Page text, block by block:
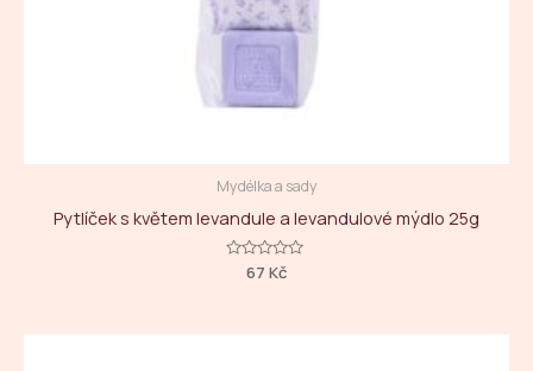
Mydélka a sady
Pytlíček s květem levandule a levandulové mýdlo 25g
Hodnocení
67 Kč